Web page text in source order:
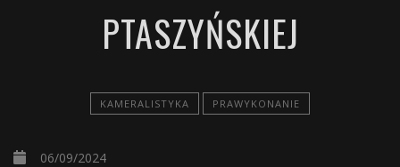
PTASZYŃSKIEJ
KAMERALISTYKA PRAWYKONANIE
06/09/2024